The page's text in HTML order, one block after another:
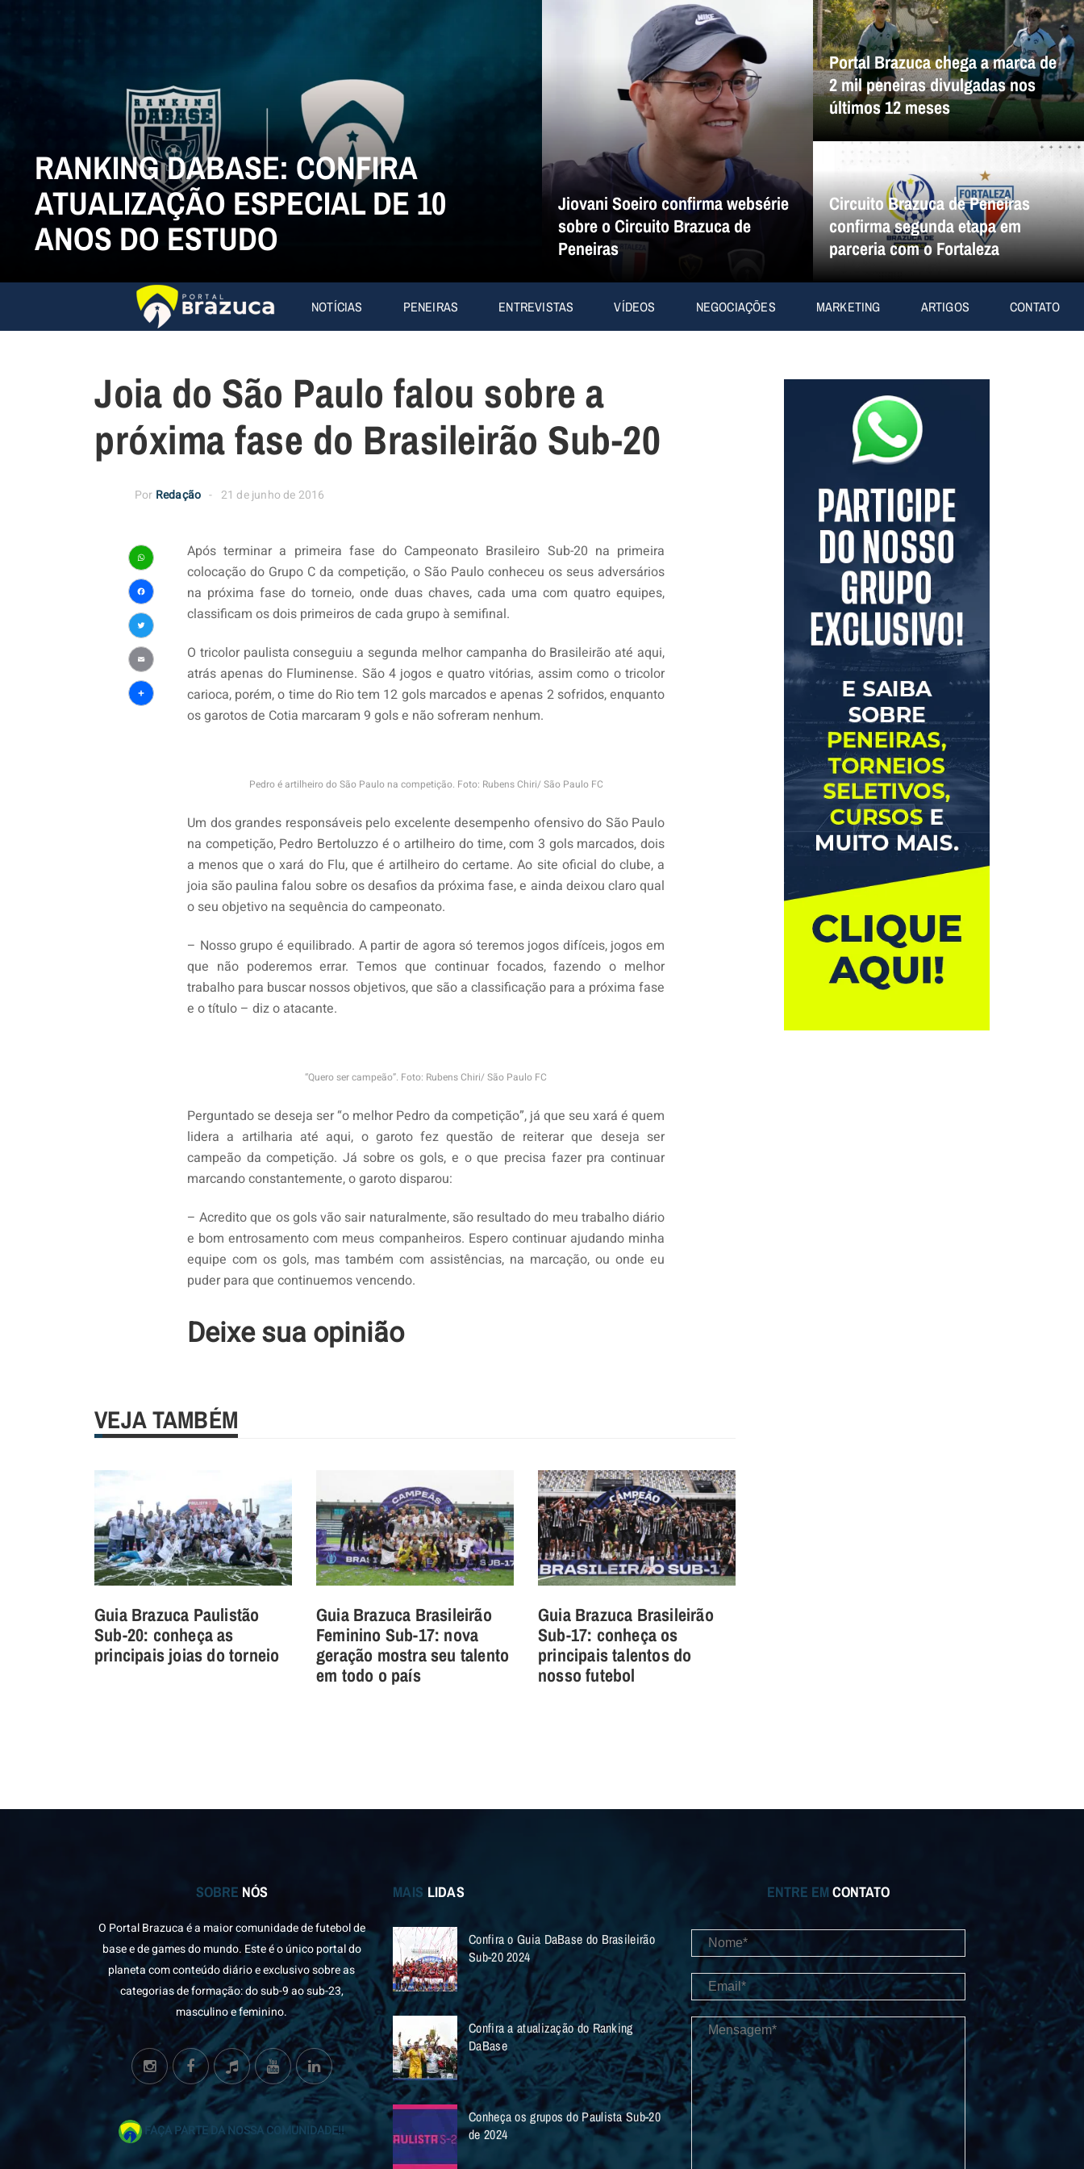
RANKING DABASE: CONFIRA
ATUALIZAÇÃO ESPECIAL DE 10
ANOS DO ESTUDO
Jiovani Soeiro confirma websérie
sobre o Circuito Brazuca de
Peneiras
Portal Brazuca chega a marca de
2 mil peneiras divulgadas nos
últimos 12 meses
Circuito Brazuca de Peneiras
confirma segunda etapa em
parceria com o Fortaleza
NOTÍCIAS PENEIRAS ENTREVISTAS VÍDEOS NEGOCIAÇÕES MARKETING ARTIGOS CONTATO
Joia do São Paulo falou sobre a
próxima fase do Brasileirão Sub-20
Por Redação 21 de junho de 2016
WhatsApp
Facebook
Twitter
Email
Share
Após terminar a primeira fase do Campeonato Brasileiro Sub-20 na primeira
colocação do Grupo C da competição, o São Paulo conheceu os seus adversários
na próxima fase do torneio, onde duas chaves, cada uma com quatro equipes,
classificam os dois primeiros de cada grupo à semifinal.
O tricolor paulista conseguiu a segunda melhor campanha do Brasileirão até aqui,
atrás apenas do Fluminense. São 4 jogos e quatro vitórias, assim como o tricolor
carioca, porém, o time do Rio tem 12 gols marcados e apenas 2 sofridos, enquanto
os garotos de Cotia marcaram 9 gols e não sofreram nenhum.
Pedro é artilheiro do São Paulo na competição. Foto: Rubens Chiri/ São Paulo FC
Um dos grandes responsáveis pelo excelente desempenho ofensivo do São Paulo
na competição, Pedro Bertoluzzo é o artilheiro do time, com 3 gols marcados, dois
a menos que o xará do Flu, que é artilheiro do certame. Ao site oficial do clube, a
joia são paulina falou sobre os desafios da próxima fase, e ainda deixou claro qual
o seu objetivo na sequência do campeonato.
– Nosso grupo é equilibrado. A partir de agora só teremos jogos difíceis, jogos em
que não poderemos errar. Temos que continuar focados, fazendo o melhor
trabalho para buscar nossos objetivos, que são a classificação para a próxima fase
e o título – diz o atacante.
“Quero ser campeão”. Foto: Rubens Chiri/ São Paulo FC
Perguntado se deseja ser “o melhor Pedro da competição”, já que seu xará é quem
lidera a artilharia até aqui, o garoto fez questão de reiterar que deseja ser
campeão da competição. Já sobre os gols, e o que precisa fazer pra continuar
marcando constantemente, o garoto disparou:
– Acredito que os gols vão sair naturalmente, são resultado do meu trabalho diário
e bom entrosamento com meus companheiros. Espero continuar ajudando minha
equipe com os gols, mas também com assistências, na marcação, ou onde eu
puder para que continuemos vencendo.
Deixe sua opinião
VEJA TAMBÉM
Guia Brazuca Paulistão
Sub-20: conheça as
principais joias do torneio
Guia Brazuca Brasileirão
Feminino Sub-17: nova
geração mostra seu talento
em todo o país
Guia Brazuca Brasileirão
Sub-17: conheça os
principais talentos do
nosso futebol
SOBRE NÓS
O Portal Brazuca é a maior comunidade de futebol de
base e de games do mundo. Este é o único portal do
planeta com conteúdo diário e exclusivo sobre as
categorias de formação: do sub-9 ao sub-23,
masculino e feminino.
FAÇA PARTE DA NOSSA COMUNIDADE!!
MAIS LIDAS
Confira o Guia DaBase do Brasileirão
Sub-20 2024
Confira a atualização do Ranking
DaBase
Conheça os grupos do Paulista Sub-20
de 2024
ENTRE EMCONTATO